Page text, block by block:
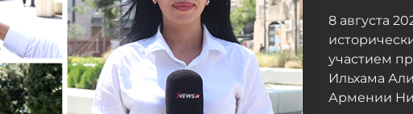
8 августа
участием
Ильхама
Армении